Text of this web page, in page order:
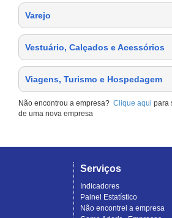
Varejo
Vestuário, Calçados e Acessórios
Viagens, Turismo e Hospedagem
Não encontrou a empresa? Clique aqui para
de uma nova empresa
Serviços
Indicadores
Painel Estatístico
Não encontrei a empresa